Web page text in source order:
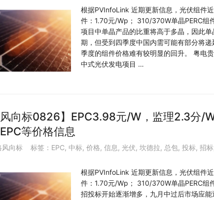
根据PVInfoLink 近期更新信息，光伏组件
件：1.70元/Wp； 310/370W单晶PERC
项目中单晶产品的比重将高于多晶，因此
期，但受到四季度中国内需可能有部分将
季度的组件价格难有较明显的回升。 粤电
中式光伏发电项目 …
风向标0826】EPC3.98元/W，监理2.3分/
等价格信息
风向标 标签： EPC, 中标, 价格, 信息 , 光伏, 坎德拉, 总包, 投标, 招标
根据PVInfoLink 近期更新信息，光伏组件
件：1.70元/Wp； 310/370W单晶PERC
招投标开始逐渐增多，九月中过后市场应